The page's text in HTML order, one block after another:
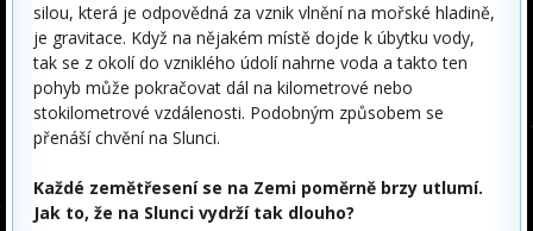
silou, která je odpovědná za vznik vlnění na mořské hladině,
je gravitace. Když na nějakém místě dojde k úbytku vody,
tak se z okolí do vzniklého údolí nahrne voda a takto ten
pohyb může pokračovat dál na kilometrové nebo
stokilometrové vzdálenosti. Podobným způsobem se
přenáší chvění na Slunci.
Každé zemětřesení se na Zemi poměrně brzy utlumí.
Jak to, že na Slunci vydrží tak dlouho?